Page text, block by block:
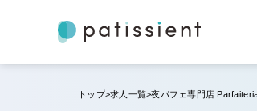
トップ 求人一覧 夜パフェ専門店